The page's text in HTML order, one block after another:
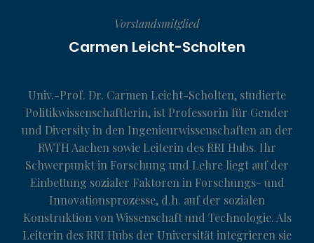
Vorstandsmitglied
Carmen Leicht-Scholten
Univ.-Prof. Dr. Carmen Leicht-Scholten, studierte
Politikwissenschaftlerin, ist Professorin für Gender
und Diversity in den Ingenieurwissenschaften an der
RWTH Aachen sowie Leiterin des RRI Hubs. Ihr
Schwerpunkt in Forschung und Lehre liegt auf der
Einbettung sozialer Faktoren in Forschungs- und
Innovationsprozesse, d.h. auf der sozialen
Konstruktion von Wissenschaft und Technologie. Als
Leiterin des RRI Hubs der Universität integrieren sie